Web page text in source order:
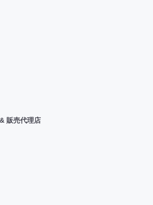
販売代理店